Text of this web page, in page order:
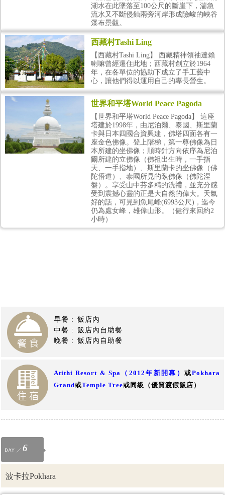
湖水在此墬落至100公尺的斷崖下，湍急
流水又不斷侵蝕兩旁河岸形成險峻的峽谷
瀑布景觀。
西藏村Tashi Ling
【西藏村Tashi Ling】 西藏精神領袖達賴
喇嘛曾經遷住此地；西藏村創立於1964
年，在各單位的協助下成立了手工藝中
心，讓他們得以運用自己的專長營生。
世界和平塔World Peace Pagoda
【世界和平塔World Peace Pagoda】 這座
塔建於1998年，由尼泊爾、泰國、斯里蘭
卡與日本四國合資興建，佛塔四面各有一
座金色佛像。登上階梯，第一尊佛像為日
本所建的坐佛像；順時針方向依序為尼泊
爾所建的立佛像（佛祖出生時，一手指
天、一手指地）、斯里蘭卡的坐佛像（佛
陀悟道）、泰國所見的臥佛像（佛陀涅
盤）。享受山中芬多精的洗禮，並充分感
受到震撼心靈的正是大自然的偉大。天氣
好的話，可見到魚尾峰(6993公尺)，迄今
仍為處女峰，雄偉山形。（健行來回約2
小時）
早餐 : 飯店內
中餐 : 飯店內自助餐
晚餐 : 飯店內自助餐
Atithi Resort & Spa （2012 年新開幕）或Pokhara
Grand或Temple Tree或同級（優質渡假飯店）
6
波卡拉Pokhara